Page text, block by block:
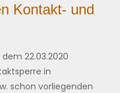
Kontakt- und
22.03.2020
in
schon vorliegenden